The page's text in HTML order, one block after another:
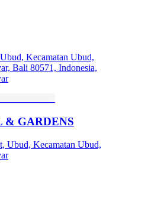
Kecamatan Ubud,
Bali 80571, Indonesia,
& GARDENS
Ubud, Kecamatan Ubud,